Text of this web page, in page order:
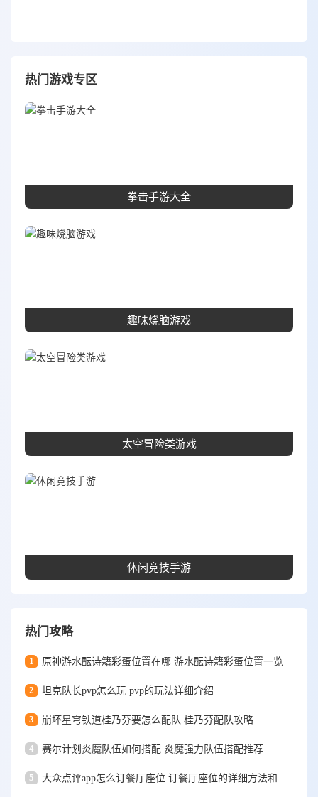
热门游戏专区
拳击手游大全
趣味烧脑游戏
太空冒险类游戏
休闲竞技手游
热门攻略
1 原神游水酝诗籍彩蛋位置在哪 游水酝诗籍彩蛋位置一览
2 坦克队长pvp怎么玩 pvp的玩法详细介绍
3 崩坏星穹铁道桂乃芬要怎么配队 桂乃芬配队攻略
4 赛尔计划炎魔队伍如何搭配 炎魔强力队伍搭配推荐
5